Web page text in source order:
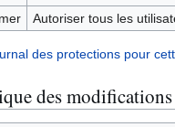
Autoriser tous les
des protections pour
des modifications